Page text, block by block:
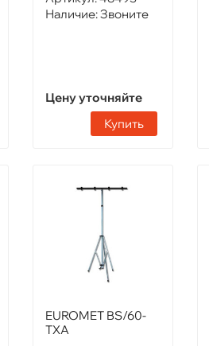
Наличие:Звоните
Цену уточняйте
Купить
EUROMET BS/60-
TXA